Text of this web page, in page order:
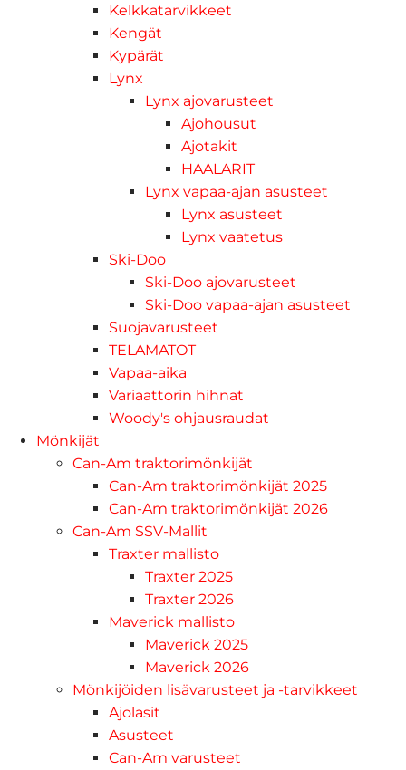
Kelkkatarvikkeet
Kengät
Kypärät
Lynx
Lynx ajovarusteet
Ajohousut
Ajotakit
HAALARIT
Lynx vapaa-ajan asusteet
Lynx asusteet
Lynx vaatetus
Ski-Doo
Ski-Doo ajovarusteet
Ski-Doo vapaa-ajan asusteet
Suojavarusteet
TELAMATOT
Vapaa-aika
Variaattorin hihnat
Woody's ohjausraudat
Mönkijät
Can-Am traktorimönkijät
Can-Am traktorimönkijät 2025
Can-Am traktorimönkijät 2026
Can-Am SSV-Mallit
Traxter mallisto
Traxter 2025
Traxter 2026
Maverick mallisto
Maverick 2025
Maverick 2026
Mönkijöiden lisävarusteet ja -tarvikkeet
Ajolasit
Asusteet
Can-Am varusteet